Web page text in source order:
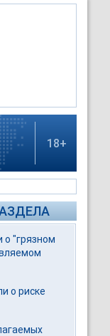
18+
о "грязном
о риске